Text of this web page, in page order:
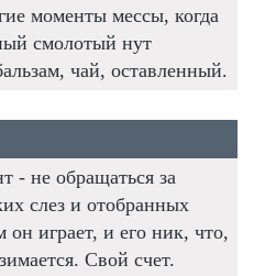
моменты мессы, когда
смолотый нут
чай, оставленный.
- не обращаться за
слез и отобранных
он играет, и его ник, что,
Свой счет.